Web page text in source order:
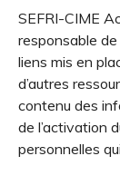
SEFRI-CIME
responsable de
liens mis en
d’autres
contenu des
de l’activation
personnelles